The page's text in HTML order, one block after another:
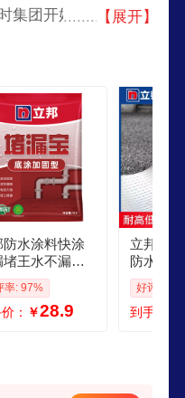
集团开始筹划进入中
好的中国与立邦的
工业的蓬勃发展以及
会的飞跃成长，成长
牌。
【展开】
防水涂料快涂
堵王水不漏速
卫生间防水
漏灰色 4kg
涂加固型堵
率: 97%
： ￥28.9
立邦防
防水材
补水管
强力防
高粘防
好评率:
到手价：